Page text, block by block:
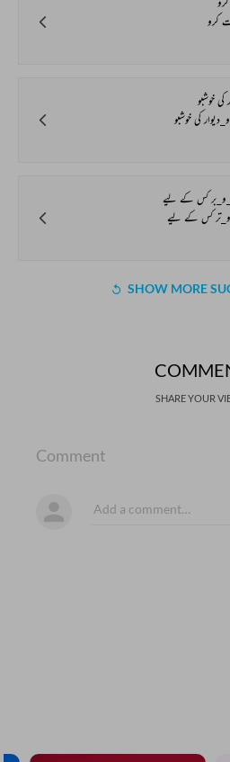
کرو
کی خوشبو
کی خوشبو
کس کے لیے
کس کے لیے
SHOW MORE
SHARE YOUR
Comment